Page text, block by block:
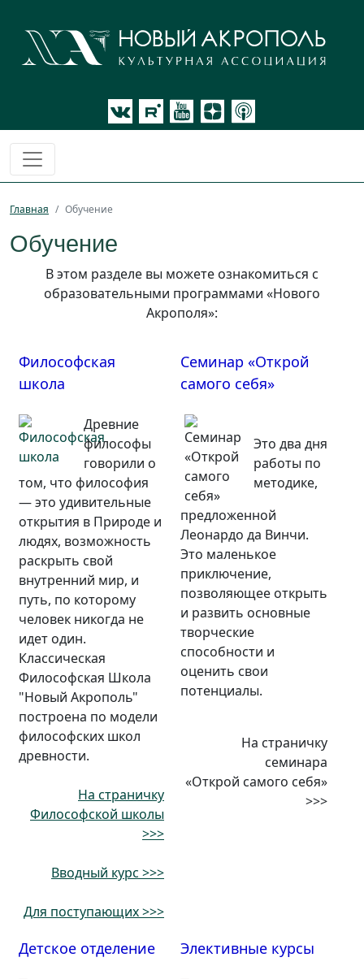
Главная Обучение
Обучение
В этом разделе вы можете ознакомиться с
образовательными программами «Нового
Акрополя»:
Философская
школа
Древние
философы
говорили о
том, что философия
— это удивительные
открытия в Природе и
людях, возможность
раскрыть свой
внутренний мир, и
путь, по которому
человек никогда не
идет один.
Классическая
Философская Школа
"Новый Акрополь"
построена по модели
философских школ
древности.
На страничку
Философской школы
>>>
Вводный курс >>>
Для поступающих >>>
Семинар «Открой
самого себя»
Это два дня
работы по
методике,
предложенной
Леонардо да Винчи.
Это маленькое
приключение,
позволяющее открыть
и развить основные
творческие
способности и
оценить свои
потенциалы.
На страничку
семинара
«Открой самого себя»
>>>
Детское отделение Элективные курсы